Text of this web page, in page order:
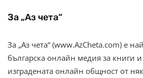
За „Аз чета“
За „Аз чета“ (www.AzCheta.com) е
българска онлайн медия за книги
изградената онлайн общност от